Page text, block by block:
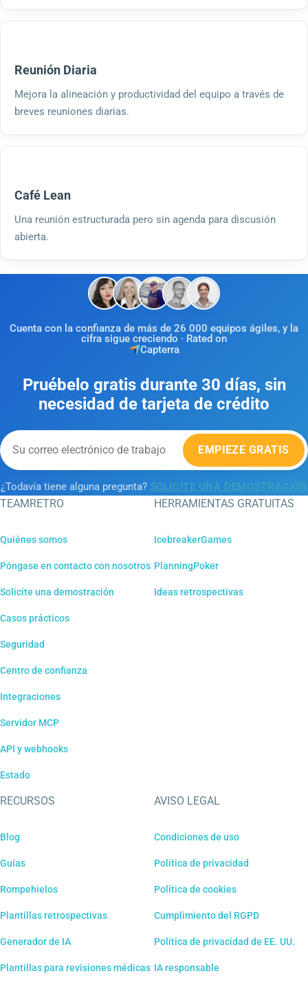
Reunión Diaria
Mejora la alineación y productividad del equipo a través de
breves reuniones diarias.
Café Lean
Una reunión estructurada pero sin agenda para discusión
abierta.
Cuenta con la confianza de más de 26 000 equipos ágiles, y la
cifra sigue creciendo · Rated on
Capterra
Pruébelo gratis durante 30 días, sin
necesidad de tarjeta de crédito
EMPIEZE GRATIS
¿Todavía tiene alguna pregunta? SOLICITE UNA DEMOSTRACIÓN
TEAMRETRO
Quiénes somos
Póngase en contacto con nosotros
Solicite una demostración
Casos prácticos
Seguridad
Centro de confianza
Integraciones
Servidor MCP
API y webhooks
Estado
HERRAMIENTAS GRATUITAS
IcebreakerGames
PlanningPoker
Ideas retrospectivas
RECURSOS
Blog
Guías
Rompehielos
Plantillas retrospectivas
Generador de IA
Plantillas para revisiones médicas
AVISO LEGAL
Condiciones de uso
Política de privacidad
Política de cookies
Cumplimiento del RGPD
Política de privacidad de EE. UU.
IA responsable